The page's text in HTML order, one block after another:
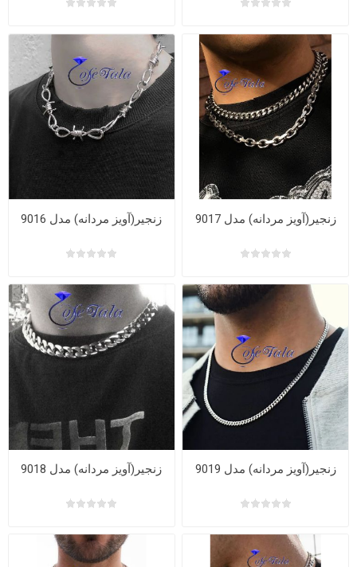
زنجیر(آویز مردانه) مدل 9016 زنجیر(آویز مردانه) مدل 9017
زنجیر(آویز مردانه) مدل 9018 زنجیر(آویز مردانه) مدل 9019